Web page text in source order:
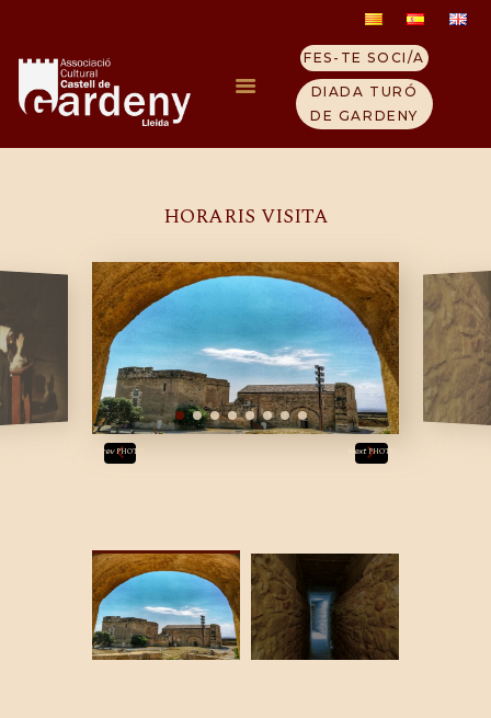
FES-TE SOCI/A
DIADA TURÓ
DE GARDENY
ELS TEMPLERS
VISITA EL CASTELL
QUI SOM
CONTACTE
NOTICIES
Visites guidades
26 mayo, 2018
HORARIS VISITA
Prev PHOTO Next PHOTO